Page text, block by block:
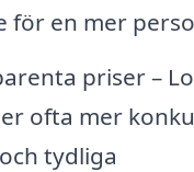
för en mer
priser –
ofta mer
tydliga